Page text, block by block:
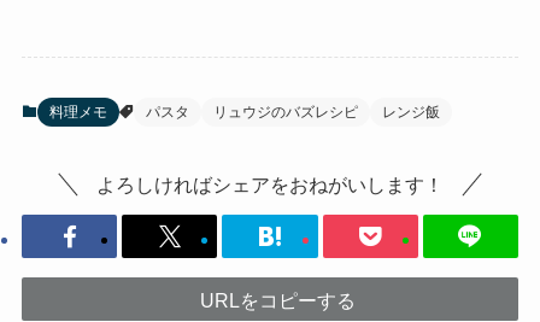
料理メモ パスタ リュウジのバズレシピ レンジ飯
よろしければシェアをおねがいします！
URLをコピーする